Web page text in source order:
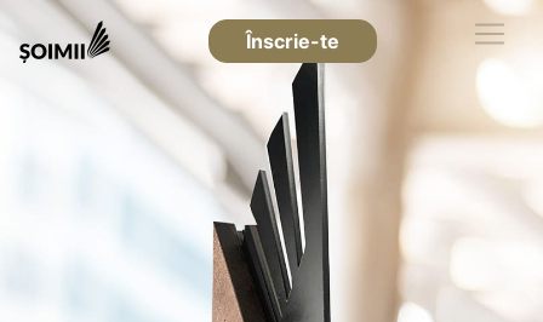
Înscrie-te